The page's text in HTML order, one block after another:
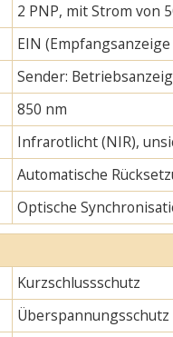
2 PNP, mit Strom von
EIN
Sender:
850 nm
Infrarotlicht (NIR),
Automatische
Optische
Kurzschlussschutz
Überspannungsschutz